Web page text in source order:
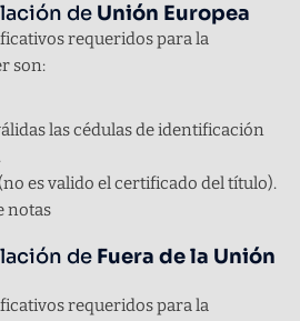
de Unión Europea
requeridos para la
son:
las cédulas deidentificación
es valido el certificado deltítulo).
notas
de Fuera de la Unión
requeridos para la